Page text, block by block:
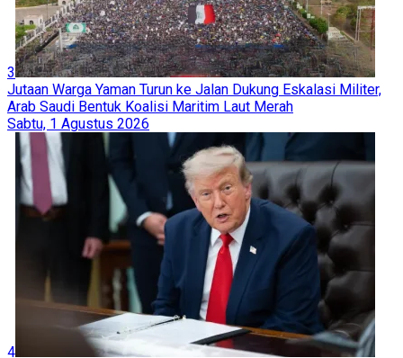
3
Jutaan Warga Yaman Turun ke Jalan Dukung Eskalasi Militer,
Arab Saudi Bentuk Koalisi Maritim Laut Merah
Sabtu, 1 Agustus 2026
4